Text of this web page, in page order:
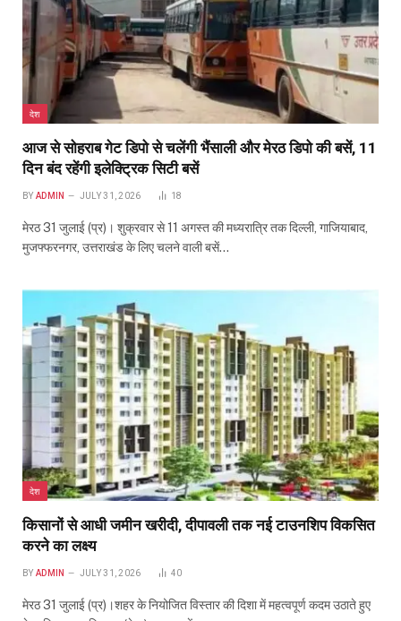
देश
आज से सोहराब गेट डिपो से चलेंगी भैंसाली और मेरठ डिपो की बसें, 11
दिन बंद रहेंगी इलेक्ट्रिक सिटी बसें
BY ADMIN JULY 31, 2026 18
मेरठ 31 जुलाई (प्र)। शुक्रवार से 11 अगस्त की मध्यरात्रि तक दिल्ली, गाजियाबाद,
मुजफ्फरनगर, उत्तराखंड के लिए चलने वाली बसें…
देश
किसानों से आधी जमीन खरीदी, दीपावली तक नई टाउनशिप विकसित
करने का लक्ष्य
BY ADMIN JULY 31, 2026 40
मेरठ 31 जुलाई (प्र)।शहर के नियोजित विस्तार की दिशा में महत्वपूर्ण कदम उठाते हुए